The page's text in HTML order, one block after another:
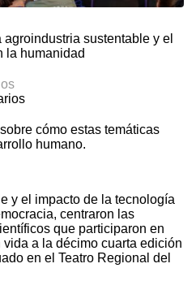
sustentable y el
la humanidad
cómo estas temáticas
humano.
y el impacto de la tecnología
centraron las
que participaron en
a la décimo cuarta edición
en el Teatro Regional del